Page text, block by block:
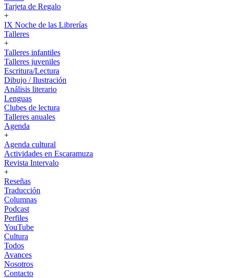
Tarjeta de Regalo
+
IX Noche de las Librerías
Talleres
+
Talleres infantiles
Talleres juveniles
Escritura/Lectura
Dibujo / Ilustración
Análisis literario
Lenguas
Clubes de lectura
Talleres anuales
Agenda
+
Agenda cultural
Actividades en Escaramuza
Revista Intervalo
+
Reseñas
Traducción
Columnas
Podcast
Perfiles
YouTube
Cultura
Todos
Avances
Nosotros
Contacto